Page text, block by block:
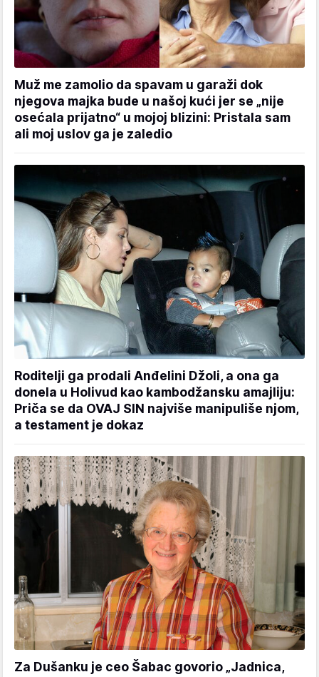
Muž me zamolio da spavam u garaži dok
njegova majka bude u našoj kući jer se „nije
osećala prijatno“ u mojoj blizini: Pristala sam
ali moj uslov ga je zaledio
Roditelji ga prodali Anđelini Džoli, a ona ga
donela u Holivud kao kambodžansku amajliju:
Priča se da OVAJ SIN najviše manipuliše njom,
a testament je dokaz
Za Dušanku je ceo Šabac govorio „Jadnica,